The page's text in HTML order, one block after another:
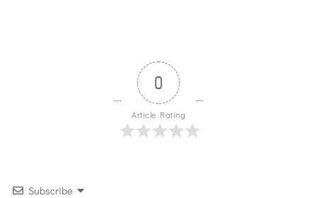
0
Article Rating
Subscribe